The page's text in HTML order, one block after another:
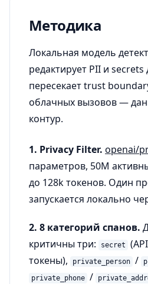
Методика
Локальная модель
редактирует PII и secrets
пересекает trust
облачных вызовов —
контур.
1. Privacy Filter. openai/
параметров, 50M
до 128k токенов. Один
запускается локально
2. 8 категорий спанов.
критичны три:
secret
токены),
private_person /
private_phone /